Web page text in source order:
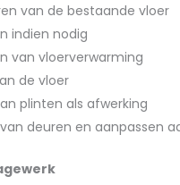
van de bestaande vloer
indien nodig
van vloerverwarming
de vloer
plinten als afwerking
deuren en aanpassen